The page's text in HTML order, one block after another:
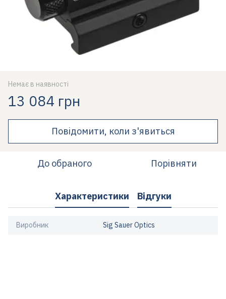
Немає в наявності
13 084 грн
Повідомити, коли з'явиться
До обраного Порівняти
Характеристики Відгуки
Виробник Sig Sauer Optics